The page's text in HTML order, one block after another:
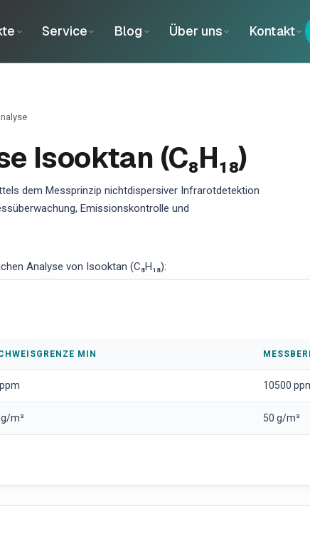
Service Blog Über uns Kontakt
Isooktan (C₈H₁₈)
dem Messprinzip nichtdispersiver Infrarotdetektion
Emissionskontrolle und
Analyse von Isooktan (C₈H₁₈):
MIN
10500
m³ 50 g/m³